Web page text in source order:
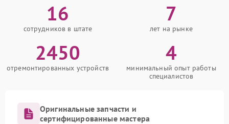
16
сотрудников в штате
7
лет на рынке
2450
отремонтированных устройств
4
минимальный опыт работы
специалистов
Оригинальные запчасти и
сертифицированные мастера